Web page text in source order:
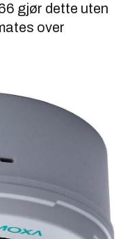
gjør dette uten
over